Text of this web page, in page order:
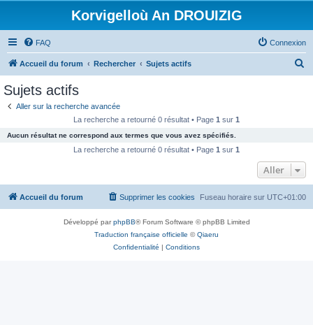
Korvigelloù An DROUIZIG
FAQ Connexion
Accueil du forum Rechercher Sujets actifs
c
e
Sujets actifs
Aller sur la recherche avancée
La recherche a retourné 0 résultat • Page 1 sur 1
Aucun résultat ne correspond aux termes que vous avez spécifiés.
La recherche a retourné 0 résultat • Page 1 sur 1
Aller
Accueil du forum Fuseau horaire sur UTC+01:00
Supprimer les cookies
Développé parphpBB® Forum Software © phpBB Limited
Traduction française officielle ©Qiaeru
Confidentialité | Conditions